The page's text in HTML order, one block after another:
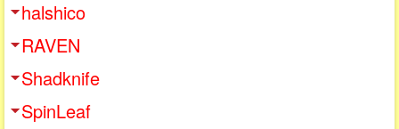
halshico
RAVEN
Shadknife
SpinLeaf